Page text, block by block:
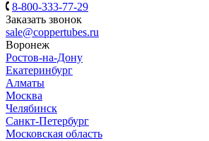
8-800-333-77-29
Заказать звонок
sale@coppertubes.ru
Воронеж
Ростов-на-Дону
Екатеринбург
Алматы
Москва
Челябинск
Санкт-Петербург
Московская область